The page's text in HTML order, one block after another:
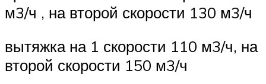
м3/ч , на второй скорости 130 м3/ч
вытяжка на 1 скорости 110 м3/ч, на
второй скорости 150 м3/ч